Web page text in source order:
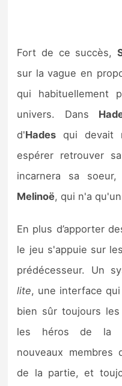
Fort de ce succès,
sur la vague en
qui habituellement
univers. Dans
d'Hades qui devait
espérer retrouver
incarnera sa
Melinoë, qui n'a
En plus d’apporter
le jeu s'appuie sur
prédécesseur. Un
lite, une interface
bien sûr toujours
les héros de la
nouveaux membres
de la partie, et